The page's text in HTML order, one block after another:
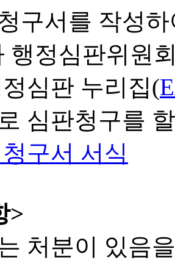
구서를 작성
행정심판위원
심판 누리집(
심판청구를
구서 서식
>
처분이 있음